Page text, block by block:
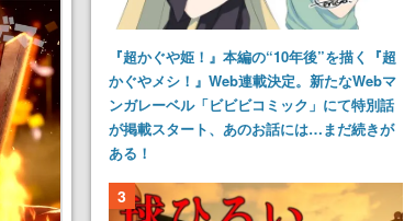
『超かぐや姫！』本編の“10年後”を描く『超
かぐやメシ！』Web連載決定。新たなWebマ
ンガレーベル「ビビビコミック」にて特別話
が掲載スタート、あのお話には…まだ続きが
ある！
3